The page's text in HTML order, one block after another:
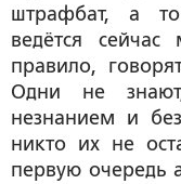
штрафбат, а
ведётся
правило,
Одни не
незнанием и
никто их не
первую очередь